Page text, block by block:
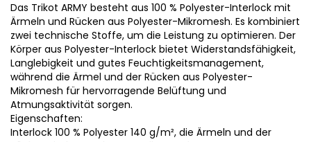
Das Trikot ARMY besteht aus 100 % Polyester-Interlock mit
Ärmeln und Rücken aus Polyester-Mikromesh. Es kombiniert
zwei technische Stoffe, um die Leistung zu optimieren. Der
Körper aus Polyester-Interlock bietet Widerstandsfähigkeit,
Langlebigkeit und gutes Feuchtigkeitsmanagement,
während die Ärmel und der Rücken aus Polyester-
Mikromesh für hervorragende Belüftung und
Atmungsaktivität sorgen.
Eigenschaften:
Interlock 100 % Polyester 140 g/m², die Ärmeln und der